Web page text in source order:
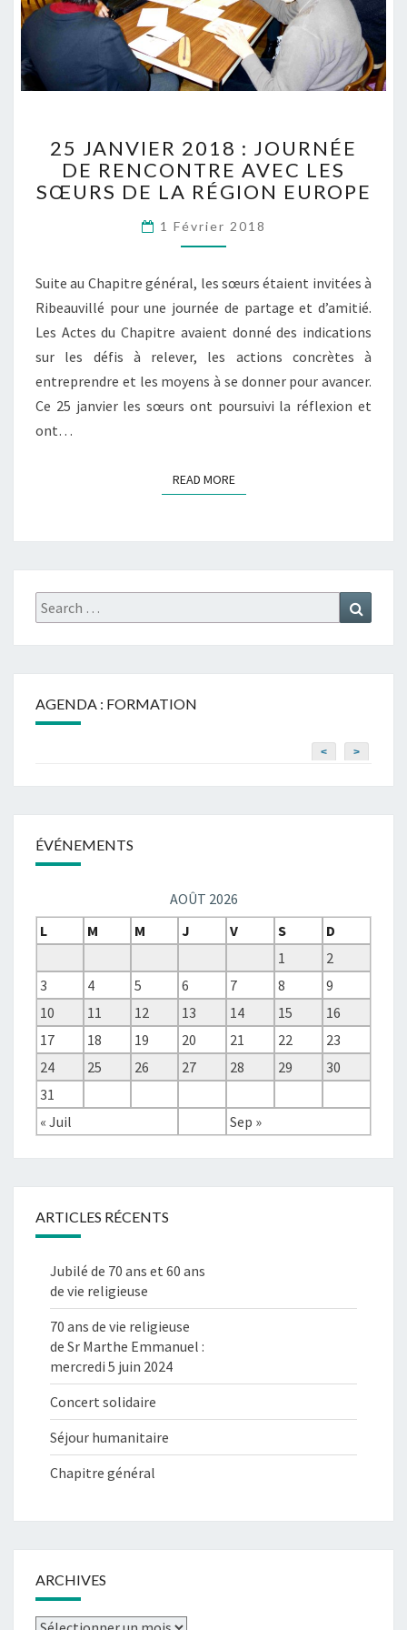
JANVIER
2018
DE
RENCONTRE
LES
SŒURS
DE
LA
RÉGION
EUROPE
25 JANVIER 2018 : JOURNÉE
DE RENCONTRE AVEC LES
SŒURS DE LA RÉGION EUROPE
1 Février 2018
Suite au Chapitre général, les sœurs étaient invitées à
Ribeauvillé pour une journée de partage et d’amitié.
Les Actes du Chapitre avaient donné des indications
sur les défis à relever, les actions concrètes à
entreprendre et les moyens à se donner pour avancer.
Ce 25 janvier les sœurs ont poursuivi la réflexion et
ont…
READ MOREREAD MORE
Search
for:
AGENDA : FORMATION
< >
ÉVÉNEMENTS
AOÛT 2026
L
M M J V S
D
1
2
3
4 5 6 7 8
9
10
11 12 13 14 15
16
17
18 19 20 21 22
23
24
25 26 27 28 29
30
31
« Juil
Sep »
ARTICLES RÉCENTS
Jubilé de 70 ans et 60 ans
de vie religieuse
70 ans de vie religieuse
de Sr Marthe Emmanuel :
mercredi 5 juin 2024
Concert solidaire
Séjour humanitaire
Chapitre général
ARCHIVES
Archives